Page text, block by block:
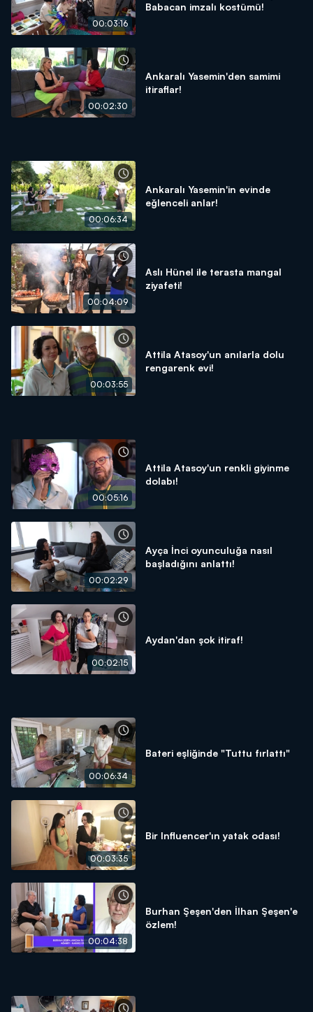
00:03:16
Babacan imzalı kostümü!
00:02:30
Ankaralı Yasemin'den samimi
itiraflar!
00:06:34
Ankaralı Yasemin'in evinde
eğlenceli anlar!
00:04:09
Aslı Hünel ile terasta mangal
ziyafeti!
00:03:55
Attila Atasoy'un anılarla dolu
rengarenk evi!
00:05:16
Attila Atasoy'un renkli giyinme
dolabı!
00:02:29
Ayça İnci oyunculuğa nasıl
başladığını anlattı!
00:02:15
Aydan'dan şok itiraf!
00:06:34
Bateri eşliğinde "Tuttu fırlattı"
00:03:35
Bir Influencer'ın yatak odası!
00:04:38
Burhan Şeşen'den İlhan Şeşen'e
özlem!